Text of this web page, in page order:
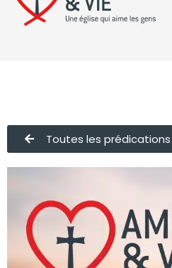
Toutes les prédications